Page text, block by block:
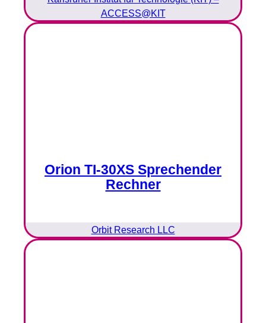
ACCESS@KIT
Orion TI-30XS Sprechender
Rechner
Orbit Research LLC